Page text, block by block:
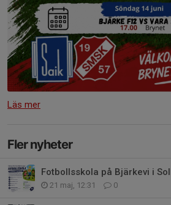
Läs mer
Fler nyheter
Fotbollsskola på Bjärkevi i
21 maj, 12:31 0